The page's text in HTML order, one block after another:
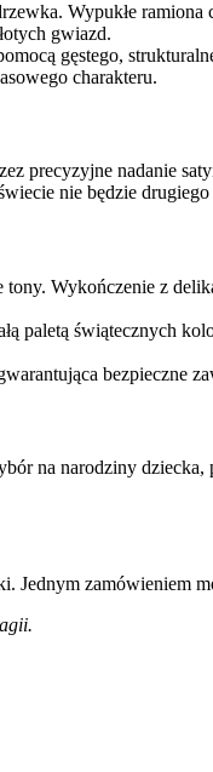
Wypukłe ramiona
gwiazd.
gęstego,
charakteru.
precyzyjne nadanie
nie będzie
Wykończenie z
paletą świątecznych
bezpieczne
na narodziny
Jednym zamówieniem